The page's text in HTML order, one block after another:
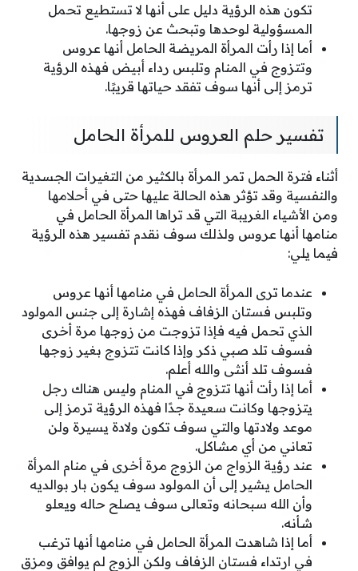
تكون هذه الرؤية دليل على أنها لا تستطيع تحمل
المسؤولية لوحدها وتبحث عن زوجها.
أما إذا رأت المرأة المريضة الحامل أنها عروس
وتتزوج في المنام وتلبس رداء أبيض فهذه الرؤية
ترمز إلى أنها سوف تفقد حياتها قريبًا.
تفسير حلم العروس للمرأة الحامل
أثناء فترة الحمل تمر المرأة بالكثير من التغيرات الجسدية
والنفسية وقد تؤثر هذه الحالة عليها حتى في أحلامها
ومن الأشياء الغريبة التي قد تراها المرأة الحامل في
منامها أنها عروس ولذلك سوف نقدم تفسير هذه الرؤية
فيما يلي:
عندما ترى المرأة الحامل في منامها أنها عروس
وتلبس فستان الزفاف فهذه إشارة إلى جنس المولود
الذي تحمل فيه فإذا تزوجت من زوجها مرة أخرى
فسوف تلد صبي ذكر وإذا كانت تتزوج بغير زوجها
فسوف تلد أنثى والله أعلم.
أما إذا رأت أنها تتزوج في المنام وليس هناك رجل
يتزوجها وكانت سعيدة جدًا فهذه الرؤية ترمز إلى
موعد ولادتها والتي سوف تكون ولادة يسيرة ولن
تعاني من أي مشاكل.
عند رؤية الزواج من الزوج مرة أخرى في منام المرأة
الحامل يشير إلى أن المولود سوف يكون بار بوالديه
وأن الله سبحانه وتعالى سوف يصلح حاله ويعلو
شأنه.
أما إذا شاهدت المرأة الحامل في منامها أنها ترغب
في ارتداء فستان الزفاف ولكن الزوج لم يوافق ومزق